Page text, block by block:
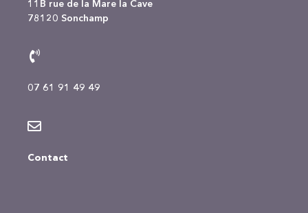
11B rue de la Mare la Cave
78120 Sonchamp
07 61 91 49 49
Contact